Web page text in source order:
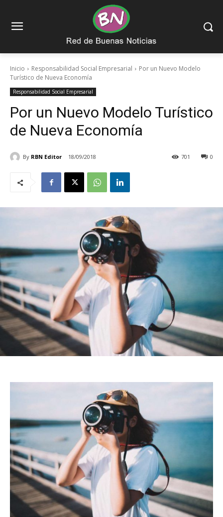
Inicio Responsabilidad Social Empresarial
Por un Nuevo Modelo
Turístico de Nueva Economía
Responsabilidad Social Empresarial
Por un Nuevo Modelo Turístico
de Nueva Economía
By RBN Editor 18/09/2018 0
701